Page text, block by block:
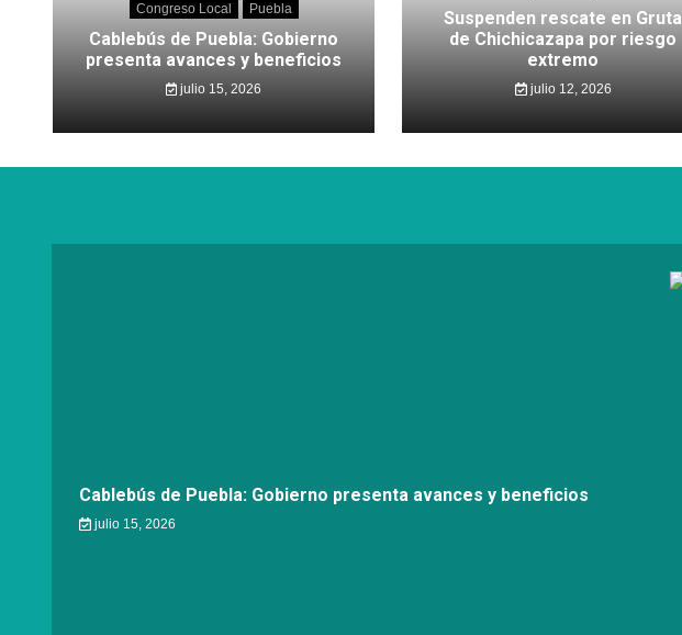
Congreso Local Puebla
Cablebús de Puebla: Gobierno
presenta avances y beneficios
julio 15, 2026
Suspenden rescate en Gruta
de Chichicazapa por riesgo
extremo
julio 12, 2026
Cablebús de Puebla: Gobierno presenta avances y beneficios
julio 15, 2026